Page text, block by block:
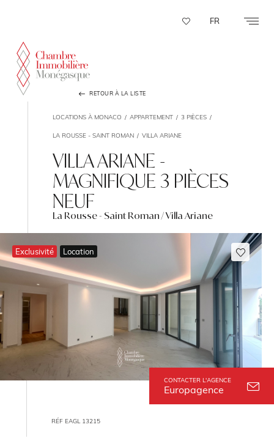
FR
RETOUR À LA LISTE
LOCATIONS À MONACO APPARTEMENT 3 PIÈCES
LA ROUSSE - SAINT ROMAN VILLA ARIANE
VILLA ARIANE -
MAGNIFIQUE 3 PIÈCES
NEUF
La Rousse - Saint Roman / Villa Ariane
CONTACTER L'AGENCE
Europagence
Exclusivité Location
RÉF EAGL 13215